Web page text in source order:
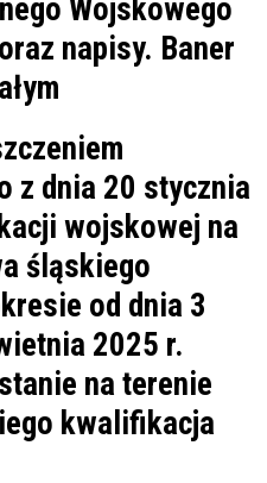
z dnia 20 stycznia
wojskowej na
śląskiego
od dnia 3
2025 r.
na terenie
kwalifikacja